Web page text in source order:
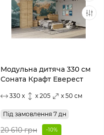
Модульна дитяча 330 см
Соната Крафт Еверест
330 x x 205 x 50 см
Під замовлення 7 дн
20 610 грн -10%